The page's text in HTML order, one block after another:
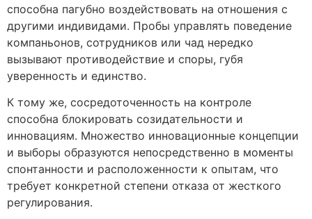
способна пагубно воздействовать на отношения с
другими индивидами. Пробы управлять поведение
компаньонов, сотрудников или чад нередко
вызывают противодействие и споры, губя
уверенность и единство.
К тому же, сосредоточенность на контроле
способна блокировать созидательности и
инновациям. Множество инновационные концепции
и выборы образуются непосредственно в моменты
спонтанности и расположенности к опытам, что
требует конкретной степени отказа от жесткого
регулирования.